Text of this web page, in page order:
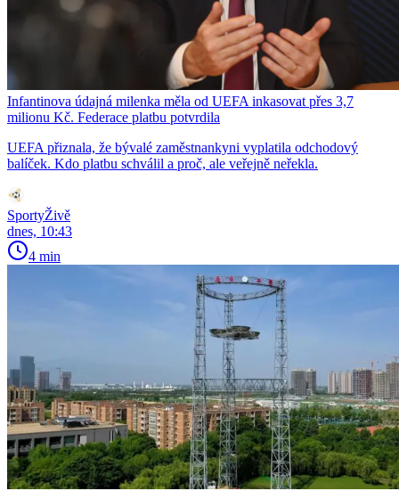
Infantinova údajná milenka měla od UEFA inkasovat přes 3,7
milionu Kč. Federace platbu potvrdila
UEFA přiznala, že bývalé zaměstnankyni vyplatila odchodový
balíček. Kdo platbu schválil a proč, ale veřejně neřekla.
SportyŽivě
dnes, 10:43
4 min